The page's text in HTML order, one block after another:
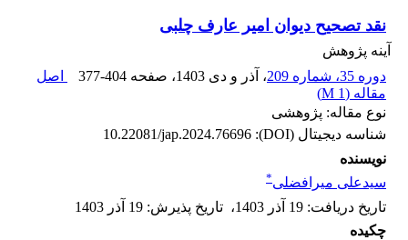
نقد تصحیح دیوان امیر عارف چلبی
آینه پژوهش
دوره 35، شماره 209
، آذر و دی 1403 ، صفحه 377-404
اصل
مقاله (1 M
)
نوع مقاله: پژوهشی
شناسه دیجیتال (DOI):
10.22081/jap.2024.76696
نویسنده
سیدعلی میرافضلی*
تاریخ دریافت: 19 آذر 1403 ، تاریخ پذیرش: 19 آذر 1403
چکیده